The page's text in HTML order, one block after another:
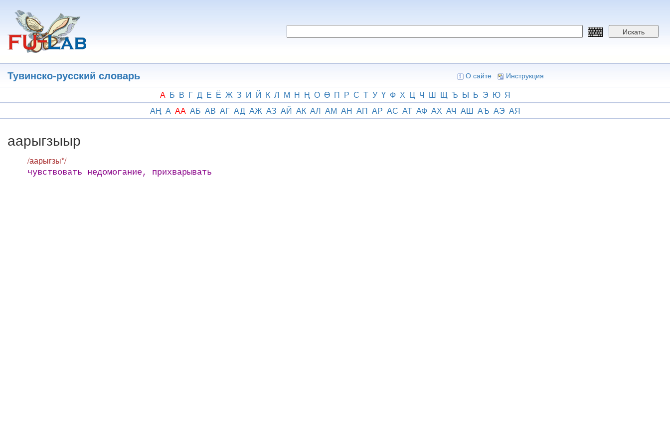
основному
содержанию
Искать
Тувинско-русский словарь О сайте Инструкция
А Б В Г Д Е Ё Ж З И Й К Л М Н Ң О Ө П Р С Т У Ү Ф Х Ц Ч Ш Щ Ъ Ы Ь Э Ю Я
АҢ А АА АБ АВ АГ АД АЖ АЗ АЙ АК АЛ АМ АН АП АР АС АТ АФ АХ АЧ АШ АЪ АЭ АЯ
аарыгзыыр
/аарыгзы*/
чувствовать недомогание, прихварывать